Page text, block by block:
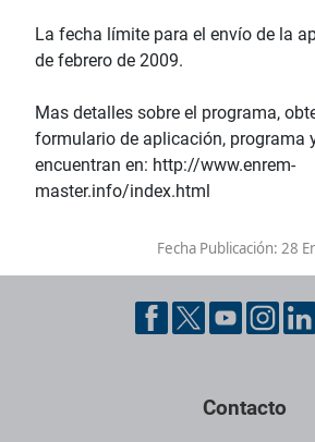
La fecha límite para el envío de la
de febrero de 2009.
Mas detalles sobre el programa,
formulario de aplicación, programa
encuentran en: http://www.enrem-
master.info/index.html
Fecha Publicación: 28
Contacto